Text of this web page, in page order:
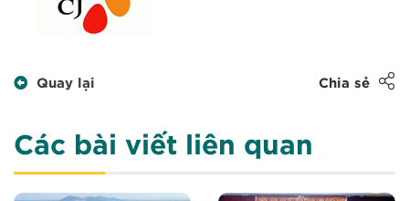
Quay lại Chia sẻ
Các bài viết liên quan